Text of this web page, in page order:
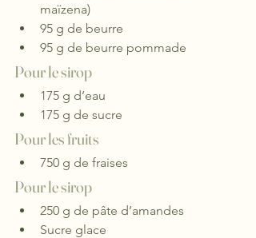
maïzena)
95 g de beurre
95 g de beurre pommade
Pour le sirop
175 g d’eau
175 g de sucre
Pour les fruits
750 g de fraises
Pour le sirop
250 g de pâte d’amandes
Sucre glace